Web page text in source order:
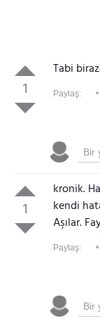
1
Tabi
Paylaş:
1
kronik.
kendi
Aşılar.
Paylaş: